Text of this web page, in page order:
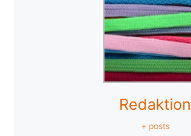
Redaktion
+ posts